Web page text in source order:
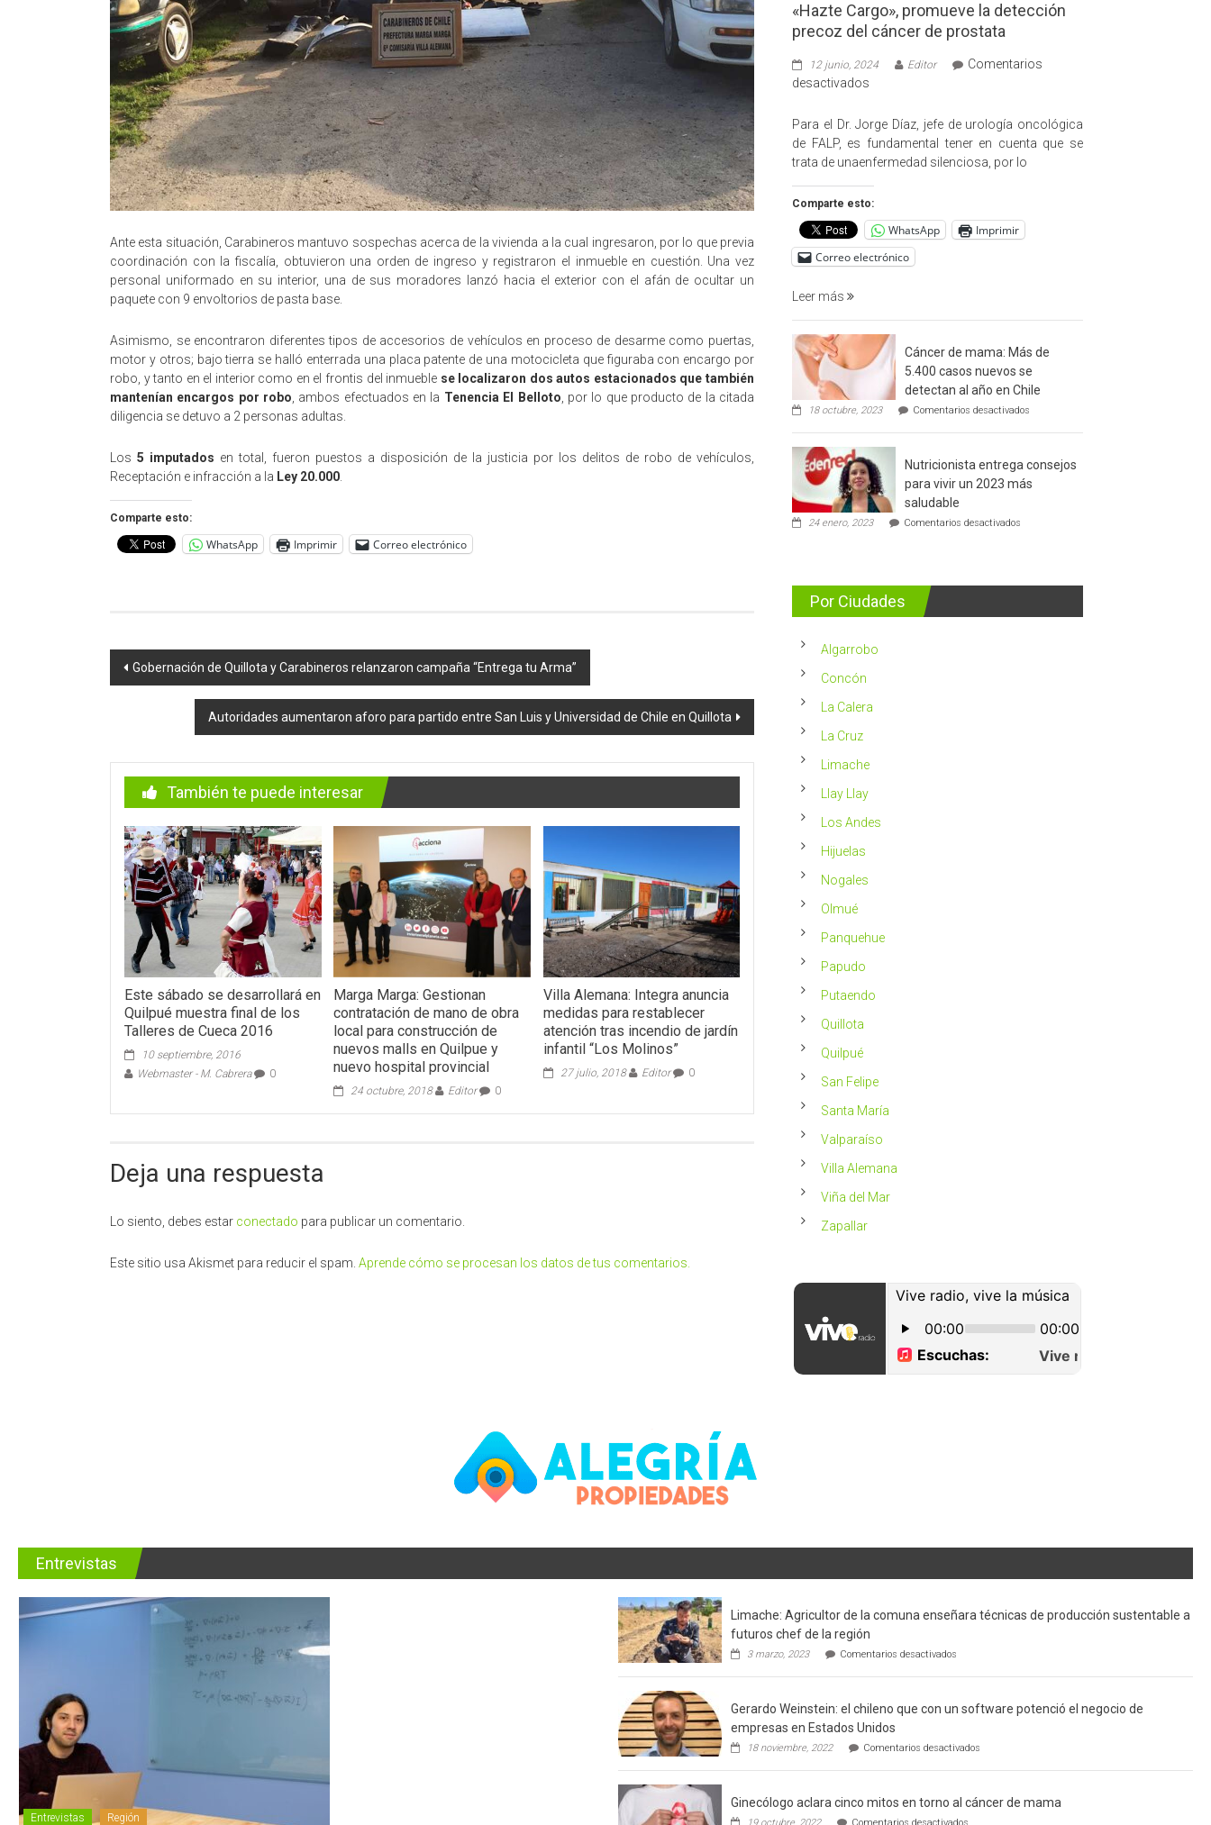
Ante esta situación, Carabineros mantuvo sospechas acerca de la vivienda a la cual ingresaron, por lo que previa
coordinación con la fiscalía, obtuvieron una orden de ingreso y registraron el inmueble en cuestión. Una vez
personal uniformado en su interior, una de sus moradores lanzó hacia el exterior con el afán de ocultar un
paquete con 9 envoltorios de pasta base.
Asimismo, se encontraron diferentes tipos de accesorios de vehículos en proceso de desarme como puertas,
motor y otros; bajo tierra se halló enterrada una placa patente de una motocicleta que figuraba con encargo por
robo, y tanto en el interior como en el frontis del inmueble se localizaron dos autos estacionados que también
mantenían encargos por robo, ambos efectuados en la Tenencia El Belloto, por lo que producto de la citada
diligencia se detuvo a 2 personas adultas.
Los 5 imputados en total, fueron puestos a disposición de la justicia por los delitos de robo de vehículos,
Receptación e infracción a la Ley 20.000.
Comparte esto:
WhatsApp Imprimir Correo electrónico
Navegación
entradas
Gobernación de Quillota y Carabineros relanzaron campaña “Entrega tu Arma”
Autoridades aumentaron aforo para partido entre San Luis y Universidad de Chile en Quillota
También te puede interesar
Este sábado se desarrollará en
Quilpué muestra final de los
Talleres de Cueca 2016
10 septiembre, 2016
Webmaster - M. Cabrera
0
Marga Marga: Gestionan
contratación de mano de obra
local para construcción de
nuevos malls en Quilpue y
nuevo hospital provincial
24 octubre, 2018 Editor 0
Villa Alemana: Integra anuncia
medidas para restablecer
atención tras incendio de jardín
infantil “Los Molinos”
27 julio, 2018 Editor 0
Deja una respuesta
Lo siento, debes estar conectado para publicar un comentario.
Este sitio usa Akismet para reducir el spam. Aprende cómo se procesan los datos de tus comentarios.
«Hazte Cargo», promueve la detección
precoz del cáncer de prostata
12 junio, 2024 Editor
Comentarios
desactivados
Cargo»,
promueve
la
cáncer
de
prostata
Para el Dr. Jorge Díaz, jefe de urología oncológica
de FALP, es fundamental tener en cuenta que se
trata de unaenfermedad silenciosa, por lo
Comparte esto:
WhatsApp
Imprimir
Correo electrónico
Leer más
Cáncer de mama: Más de
5.400 casos nuevos se
detectan al año en Chile
18 octubre, 2023 Comentarios desactivados
de
Más
Nutricionista entrega consejos
para vivir un 2023 más
saludable
24 enero, 2023 Comentarios desactivados
2023
Por Ciudades
Algarrobo
Concón
La Calera
La Cruz
Limache
Llay Llay
Los Andes
Hijuelas
Nogales
Olmué
Panquehue
Papudo
Putaendo
Quillota
Quilpué
San Felipe
Santa María
Valparaíso
Villa Alemana
Viña del Mar
Zapallar
Entrevistas
Entrevistas Región
Limache: Agricultor de la comuna enseñara técnicas de producción sustentable a
futuros chef de la región
3 marzo, 2023 Comentarios desactivadosen
Agricultor
la
técnicas
a
Gerardo Weinstein: el chileno que con un software potenció el negocio de
empresas en Estados Unidos
18 noviembre, 2022 Comentarios desactivadosen
Weinstein:
chileno
Ginecólogo aclara cinco mitos en torno al cáncer de mama
en